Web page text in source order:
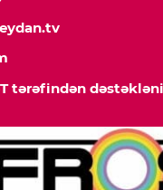
tərəfindən